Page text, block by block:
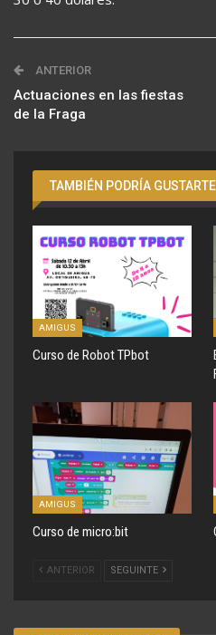
ANTERIOR
Actuaciones en las fiestas
de la Fraga
TAMBIÉN PODRÍA GUSTARTE
AMIGUS
Curso de Robot TPbot
AMIGUS
Curso de micro:bit
ANTERIOR SEGUINTE